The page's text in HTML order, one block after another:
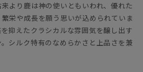
来より鹿は神の使いともいわれ、優れた
栄や成長を願う思いが込められていま
抑えたクラシカルな雰囲気を醸し出す
シルク特有のなめらかさと上品さを兼